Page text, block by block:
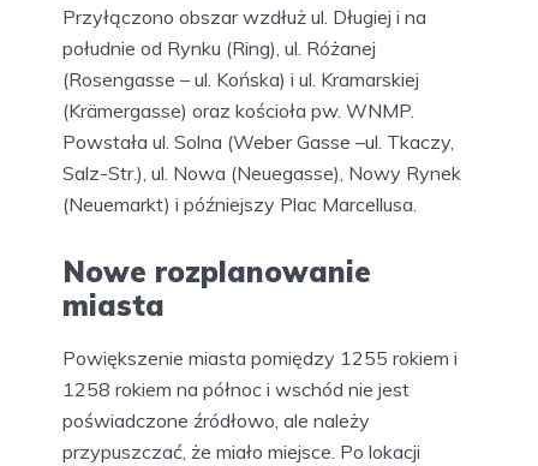
Przyłączono obszar wzdłuż ul. Długiej i na
południe od Rynku (Ring), ul. Różanej
(Rosengasse – ul. Końska) i ul. Kramarskiej
(Krämergasse) oraz kościoła pw. WNMP.
Powstała ul. Solna (Weber Gasse –ul. Tkaczy,
Salz-Str.), ul. Nowa (Neuegasse), Nowy Rynek
(Neuemarkt) i późniejszy Plac Marcellusa.
Nowe rozplanowanie
miasta
Powiększenie miasta pomiędzy 1255 rokiem i
1258 rokiem na północ i wschód nie jest
poświadczone źródłowo, ale należy
przypuszczać, że miało miejsce. Po lokacji